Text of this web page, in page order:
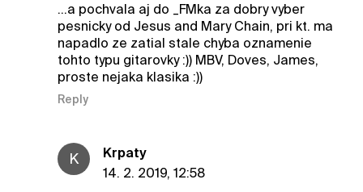
...a pochvala aj do _FMka za dobry vyber
pesnicky od Jesus and Mary Chain, pri kt. ma
napadlo ze zatial stale chyba oznamenie
tohto typu gitarovky :)) MBV, Doves, James,
proste nejaka klasika :))
Reply
K
Krpaty
14. 2. 2019, 12:58